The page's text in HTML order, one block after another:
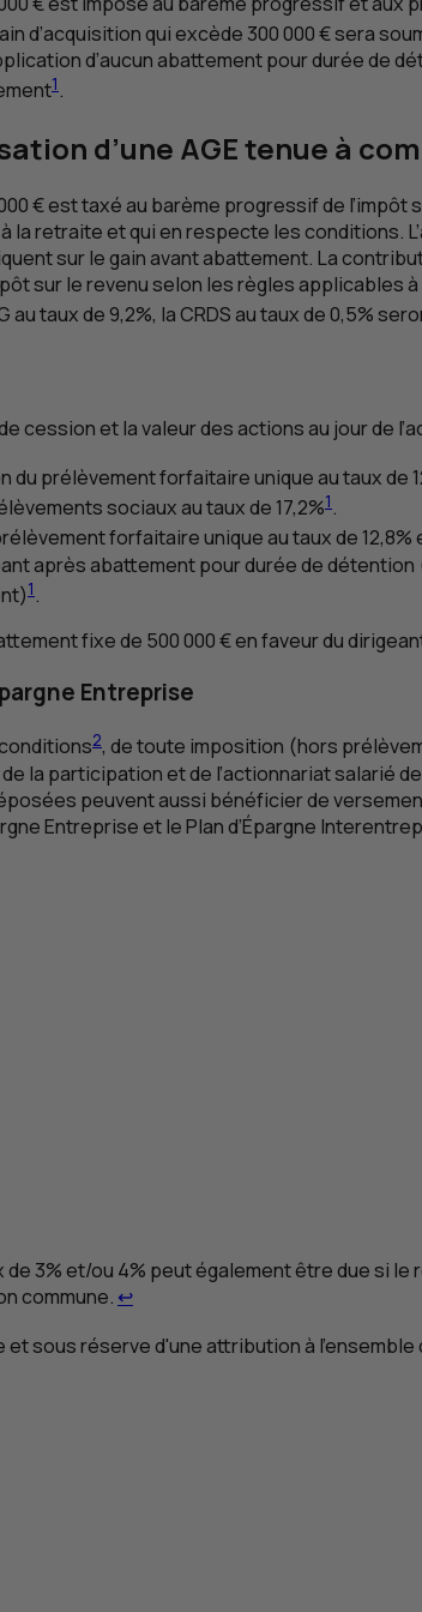
d’acquisition qui excède 300 000 € sera
d’aucun abattement pour durée de
1.
d’une AGEtenue à
€ est taxé au barème progressif de
retraite et qui en respecte les conditions.
sur le gain avant abattement. La
sur le revenu selon les règles
au taux de 9,2%, laCRDSau taux de 0,5%
et la valeur des actions au jour de
du prélèvement forfaitaire unique au taux de
sociaux au taux de 17,2%1.
forfaitaire unique au taux de
après abattement pour durée de détention
1.
fixe de 500 000 € en faveur du
Entreprise
2, de toute imposition (hors
la participation et de l’actionnariat salarié
peuvent aussi bénéficier de
Entreprise et le Plan d’Épargne
3% et/ou 4% peut également être due si
commune. ↩Retour au renvoi 1
sous réserve d'une attribution à l'ensemble